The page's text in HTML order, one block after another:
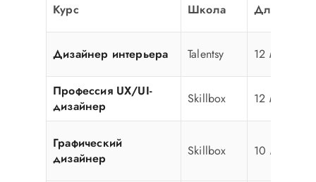
Курс Школа
Дизайнер интерьера Talentsy 12 мес.
Профессия UX/UI-
дизайнер
Skillbox 12 мес.
Графический
дизайнер
Skillbox 10 мес.